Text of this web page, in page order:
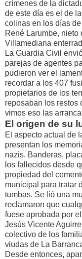
crímenes de la
de este día es el de
colinas en los días
René Larumbe,
Villamediana
La Guardia Civil
parejas de agentes
pudieron ver el
recordar a los 407
propietarios de los
reposaban los restos
vimos eso las
El origen de su
El aspecto actual de
presentan los
nazis. Banderas,
los fallecidos desde
propiedad del
municipal para tratar
tumbas. Se lió una
reclamaron que
fuese aprobada por
Jesús Vicente
colectivo de los
viudas de La
Desde entonces,